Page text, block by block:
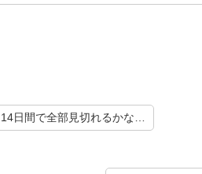
14日間で全部見切れるかな…